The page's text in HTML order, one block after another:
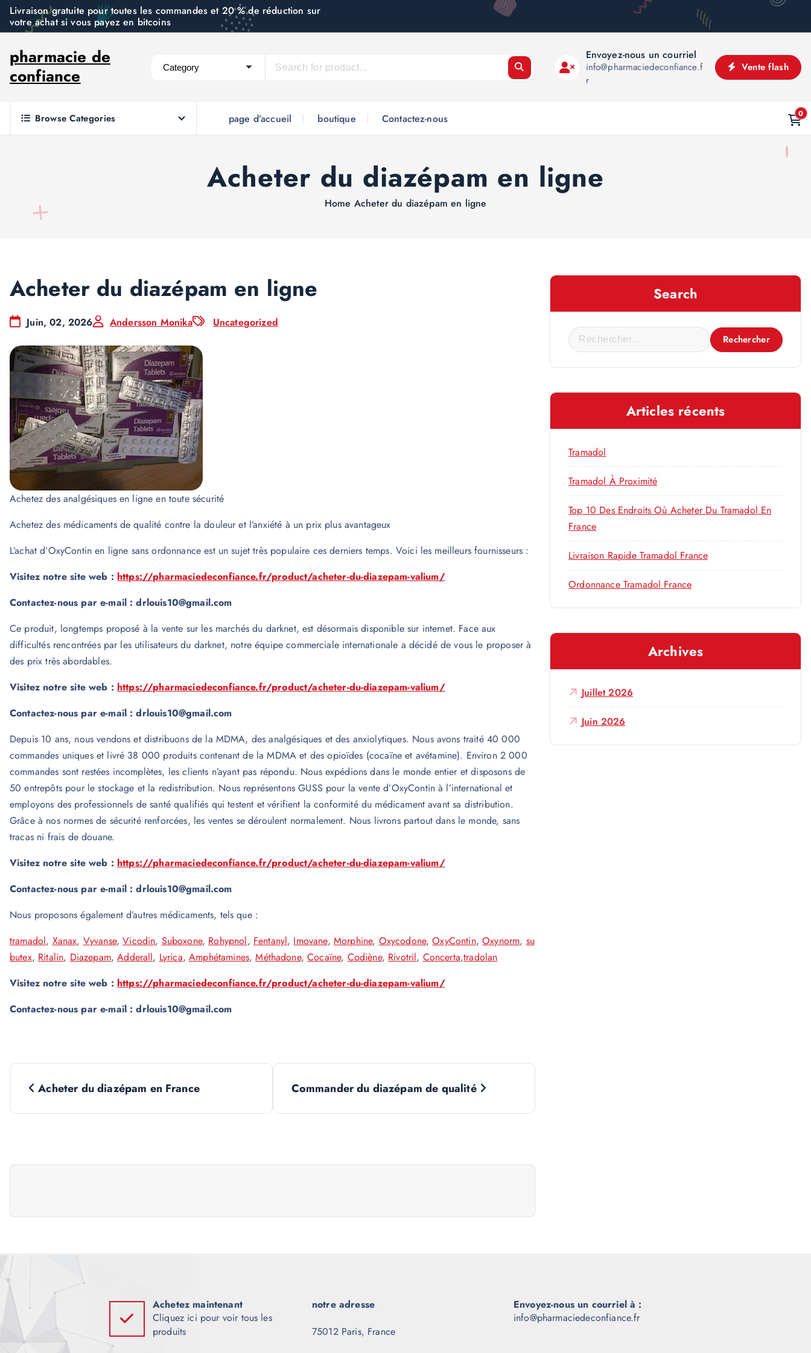
n
Livraison gratuite pour toutes les commandes et 20 % de réduction sur
votre achat si vous payez en bitcoins
pharmacie de
confiance
Envoyez-nous un courriel
info@pharmaciedeconfiance.f
r
Vente flash
Browse Categories page d’accueil boutique Contactez-nous 0
Acheter du diazépam en ligne
Home Acheter du diazépam en ligne
Acheter du diazépam en ligne
Juin, 02, 2026 Andersson Monika Uncategorized
Achetez des analgésiques en ligne en toute sécurité
Achetez des médicaments de qualité contre la douleur et l’anxiété à un prix plus avantageux
L’achat d’OxyContin en ligne sans ordonnance est un sujet très populaire ces derniers temps. Voici les meilleurs fournisseurs :
Visitez notre site web : https://pharmaciedeconfiance.fr/product/acheter-du-diazepam-valium/
Contactez-nous par e-mail : drlouis10@gmail.com
Ce produit, longtemps proposé à la vente sur les marchés du darknet, est désormais disponible sur internet. Face aux
difficultés rencontrées par les utilisateurs du darknet, notre équipe commerciale internationale a décidé de vous le proposer à
des prix très abordables.
Visitez notre site web : https://pharmaciedeconfiance.fr/product/acheter-du-diazepam-valium/
Contactez-nous par e-mail : drlouis10@gmail.com
Depuis 10 ans, nous vendons et distribuons de la MDMA, des analgésiques et des anxiolytiques. Nous avons traité 40 000
commandes uniques et livré 38 000 produits contenant de la MDMA et des opioïdes (cocaïne et avétamine). Environ 2 000
commandes sont restées incomplètes, les clients n’ayant pas répondu. Nous expédions dans le monde entier et disposons de
50 entrepôts pour le stockage et la redistribution. Nous représentons GUSS pour la vente d’OxyContin à l’international et
employons des professionnels de santé qualifiés qui testent et vérifient la conformité du médicament avant sa distribution.
Grâce à nos normes de sécurité renforcées, les ventes se déroulent normalement. Nous livrons partout dans le monde, sans
tracas ni frais de douane.
Visitez notre site web : https://pharmaciedeconfiance.fr/product/acheter-du-diazepam-valium/
Contactez-nous par e-mail : drlouis10@gmail.com
Nous proposons également d’autres médicaments, tels que :
tramadol, Xanax, Vyvanse,Vicodin, Suboxone, Rohypnol, Fentanyl, Imovane, Morphine, Oxycodone,OxyContin,Oxynorm, su
butex, Ritalin, Diazepam,Adderall, Lyrica,Amphétamines,Méthadone,Cocaïne, Codiène, Rivotril, Concerta,tradolan
Visitez notre site web : https://pharmaciedeconfiance.fr/product/acheter-du-diazepam-valium/
Contactez-nous par e-mail : drlouis10@gmail.com
N
a
i
g
a
t
i
Acheter du diazépam en France Commander du diazépam de qualité
Search
R
e
c
c
h
e
r
:
Articles récents
Tramadol
Tramadol À Proximité
Top 10 Des Endroits Où Acheter Du Tramadol En
France
Livraison Rapide Tramadol France
Ordonnance Tramadol France
Archives
Juillet 2026
Juin 2026
Achetez maintenant
Cliquez ici pour voir tous les
produits
notre adresse
75012 Paris, France
Envoyez-nous un courriel à :
info@pharmaciedeconfiance.fr